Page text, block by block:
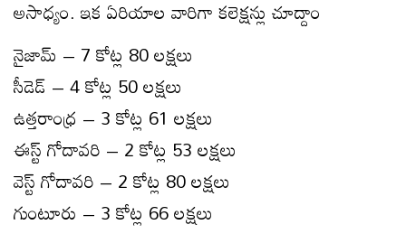
అసాధ్యం. ఇక ఏరియాల వారిగా కలెక్షన్లు చూద్దాం
నైజామ్ – 7 కోట్ల 80 లక్షలు
సీడెడ్ – 4 కోట్ల 50 లక్షలు
ఉత్తరాంధ్ర – 3 కోట్ల 61 లక్షలు
ఈస్ట్ గోదావరి – 2 కోట్ల 53 లక్షలు
వెస్ట్ గోదావరి – 2 కోట్ల 80 లక్షలు
గుంటూరు – 3 కోట్ల 66 లక్షలు